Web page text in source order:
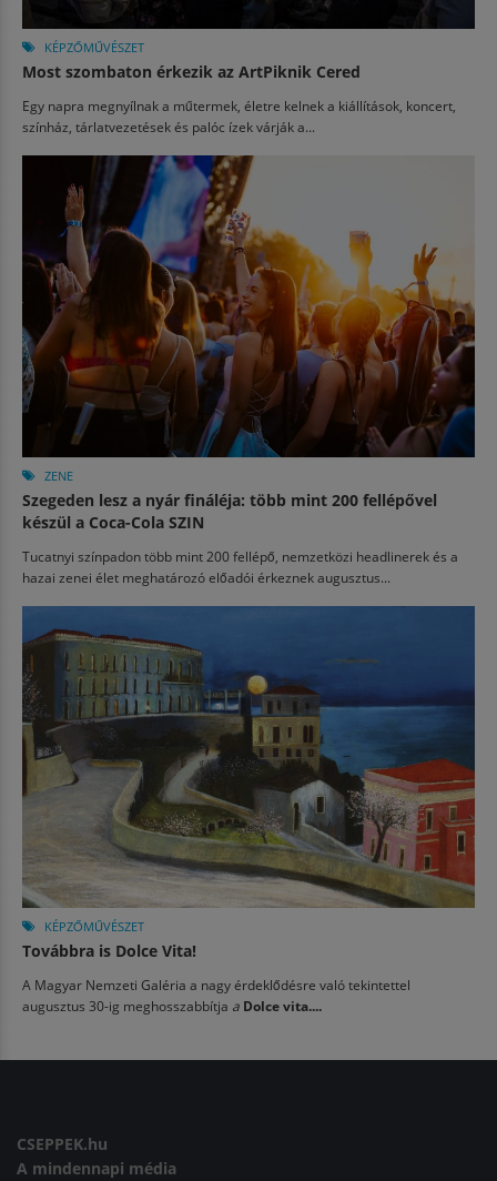
KÉPZŐMŰVÉSZET
Most szombaton érkezik az ArtPiknik Cered
Egy napra megnyílnak a műtermek, életre kelnek a kiállítások, koncert,
színház, tárlatvezetések és palóc ízek várják a...
ZENE
Szegeden lesz a nyár fináléja: több mint 200 fellépővel
készül a Coca-Cola SZIN
Tucatnyi színpadon több mint 200 fellépő, nemzetközi headlinerek és a
hazai zenei élet meghatározó előadói érkeznek augusztus...
KÉPZŐMŰVÉSZET
Továbbra is Dolce Vita!
A Magyar Nemzeti Galéria a nagy érdeklődésre való tekintettel
augusztus 30-ig meghosszabbítja a Dolce vita....
CSEPPEK.hu
A mindennapi média